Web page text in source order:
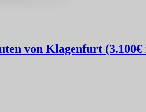
von Klagenfurt (3.100€